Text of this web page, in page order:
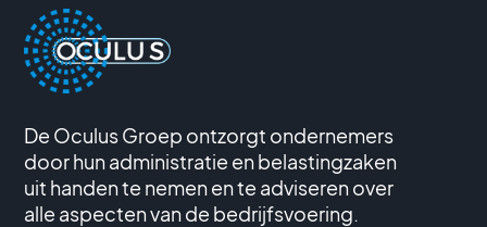
De Oculus Groep ontzorgt ondernemers
door hun administratie en belastingzaken
uit handen te nemen en te adviseren over
alle aspecten van de bedrijfsvoering.